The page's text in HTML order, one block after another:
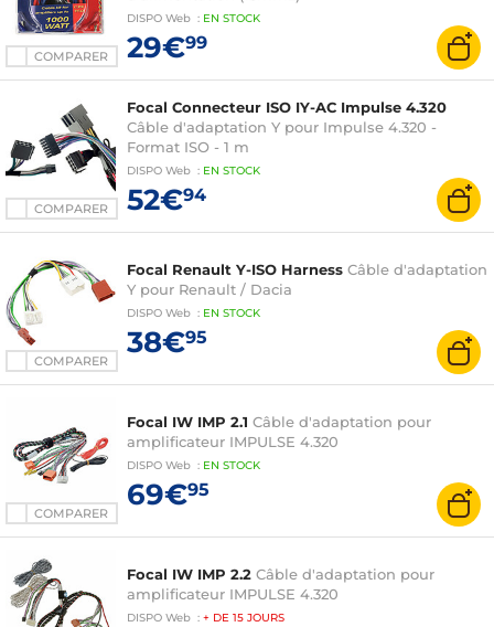
COMPARER
DISPO Web : EN STOCK
29€99
COMPARER
Focal Connecteur ISO IY-AC Impulse 4.320
Câble d'adaptation Y pour Impulse 4.320 -
Format ISO - 1 m
DISPO Web : EN STOCK
52€94
COMPARER
Focal Renault Y-ISO Harness Câble d'adaptation
Y pour Renault / Dacia
DISPO Web : EN STOCK
38€95
COMPARER
Focal IW IMP 2.1 Câble d'adaptation pour
amplificateur IMPULSE 4.320
DISPO Web : EN STOCK
69€95
Focal IW IMP 2.2 Câble d'adaptation pour
amplificateur IMPULSE 4.320
DISPO Web : + DE 15 JOURS